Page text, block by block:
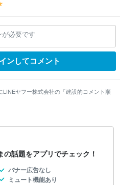
が必要です
ンしてコメント
ヤフー株式会社の「建設的コメント順
の話題をアプリでチェック！
バナー広告なし
ミュート機能あり